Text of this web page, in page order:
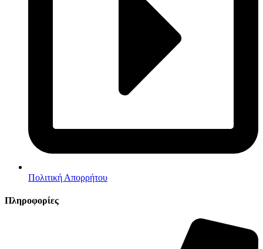
Πολιτική Απορρήτου
Πληροφορίες